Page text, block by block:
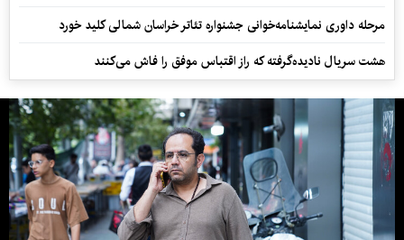
مرحله داوری نمایشنامه‌خوانی جشنواره تئاتر خراسان شمالی کلید خورد
هشت سریال نادیده‌گرفته که راز اقتباس موفق را فاش می‌کنند